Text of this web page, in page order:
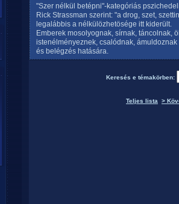
"Szer nélkül betépni"-kategóriás
Rick Strassman szerint: "a drog, szet,
legalábbis a nélkülözhetösége itt kiderült.
Emberek mosolyognak, sírnak, táncolnak,
istenélményeznek, csalódnak,
és belégzés hatására.
Keresés e témakörben:
Teljes lista >